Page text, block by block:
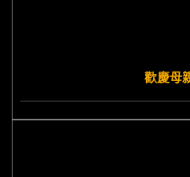
歡慶母